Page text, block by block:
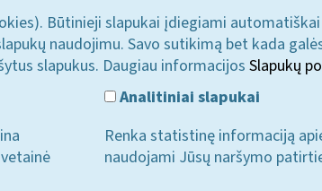
Būtinieji slapukai įdiegiami
naudojimu. Savo sutikimą bet kada
slapukus. Daugiau informacijos Slapukų
Analitiniai slapukai
Renka statistinę informaciją
naudojami Jūsų naršymo